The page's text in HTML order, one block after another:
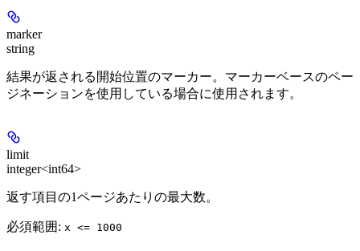
marker
string
結果が返される開始位置のマーカー。マーカーベースのペー
ジネーションを使用している場合に使用されます。
limit
integer<int64>
返す項目の1ページあたりの最大数。
必須範囲 : x <= 1000